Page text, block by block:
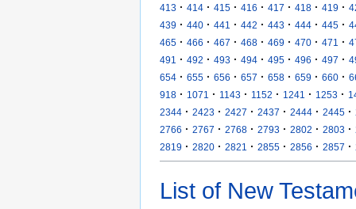
413 · 414 · 415 · 416 · 417 · 418 · 419 ·
439 · 440 · 441 · 442 · 443 · 444 · 445 ·
465 · 466 · 467 · 468 · 469 · 470 · 471 ·
491
· 492 · 493 · 494 · 495 · 496 · 497 ·
654 · 655 · 656 · 657 · 658 · 659 · 660 ·
918 · 1071 · 1143 · 1152 · 1241 · 1253 ·
2344 · 2423 · 2427 · 2437 · 2444 · 2445 ·
2766 · 2767 · 2768 · 2793 · 2802 · 2803 ·
2819 · 2820 · 2821 · 2855 · 2856 · 2857 ·
List of New